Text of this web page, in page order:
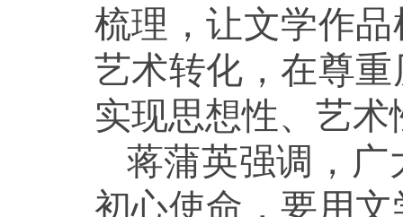
梳理，让文学作
艺术转化，在尊
实现思想性、艺
蒋蒲英强调，
初心使命，要用